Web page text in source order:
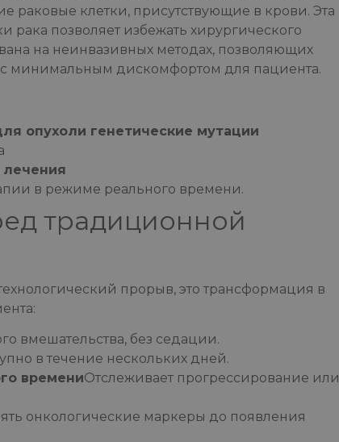
раковые клетки, присутствующие в крови. Эта
рака позволяет избежать хирургического
на неинвазивных методах, позволяющих
минимальным дискомфортом для пациента.
опухоли генетические мутации
в режиме реального времени.
традиционной
прорыв, это трансформация в
вмешательства, без седации.
в течение нескольких дней.
времениОтслеживает прогрессирование или
онкологические маркеры до появления